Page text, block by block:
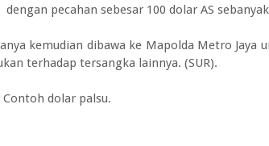
dengan pecahan sebesar 100 dolar AS
kemudian dibawa ke Mapolda Metro Jaya
terhadap tersangka lainnya. (SUR).
Contoh dolar palsu.